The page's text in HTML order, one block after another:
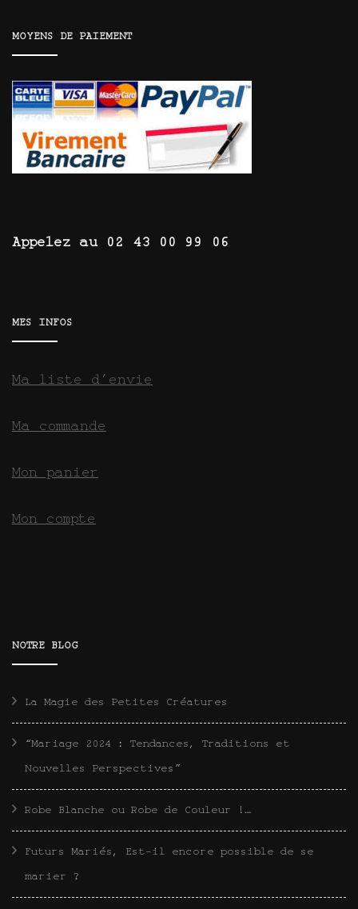
MOYENS DE PAIEMENT
Appelez au 02 43 00 99 06
MES INFOS
Ma liste d’envie
Ma commande
Mon panier
Mon compte
NOTRE BLOG
La Magie des Petites Créatures
“Mariage 2024 : Tendances, Traditions et
Nouvelles Perspectives”
Robe Blanche ou Robe de Couleur !…
Futurs Mariés, Est-il encore possible de se
marier ?